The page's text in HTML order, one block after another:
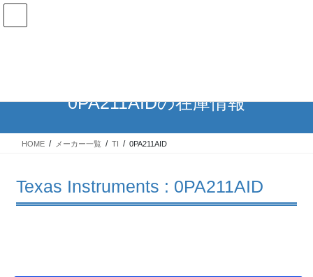
コ
ナ
0PA211AIDの在庫情報
HOME メーカー一覧 TI 0PA211AID
Texas Instruments : 0PA211AID